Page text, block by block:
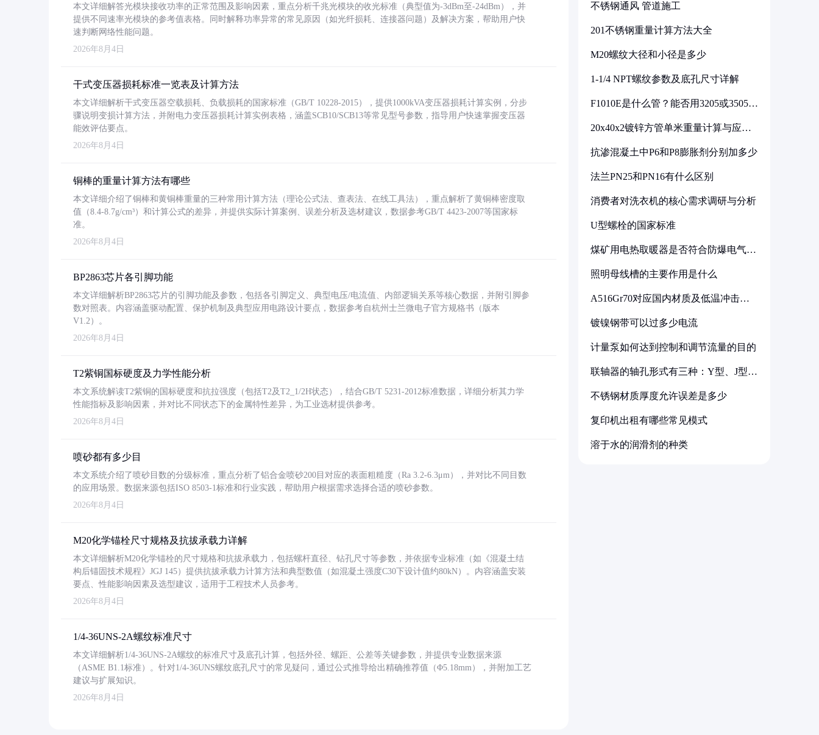
本文详细解答光模块接收功率的正常范围及影响因素，重点分析千兆光模块的收光标准（典型值为-3dBm至-24dBm），并
提供不同速率光模块的参考值表格。同时解释功率异常的常见原因（如光纤损耗、连接器问题）及解决方案，帮助用户快
速判断网络性能问题。
2026年8月4日
干式变压器损耗标准一览表及计算方法
本文详细解析干式变压器空载损耗、负载损耗的国家标准（GB/T 10228-2015），提供1000kVA变压器损耗计算实例，分步
骤说明变损计算方法，并附电力变压器损耗计算实例表格，涵盖SCB10/SCB13等常见型号参数，指导用户快速掌握变压器
能效评估要点。
2026年8月4日
铜棒的重量计算方法有哪些
本文详细介绍了铜棒和黄铜棒重量的三种常用计算方法（理论公式法、查表法、在线工具法），重点解析了黄铜棒密度取
值（8.4-8.7g/cm³）和计算公式的差异，并提供实际计算案例、误差分析及选材建议，数据参考GB/T 4423-2007等国家标
准。
2026年8月4日
BP2863芯片各引脚功能
本文详细解析BP2863芯片的引脚功能及参数，包括各引脚定义、典型电压/电流值、内部逻辑关系等核心数据，并附引脚参
数对照表。内容涵盖驱动配置、保护机制及典型应用电路设计要点，数据参考自杭州士兰微电子官方规格书（版本
V1.2）。
2026年8月4日
T2紫铜国标硬度及力学性能分析
本文系统解读T2紫铜的国标硬度和抗拉强度（包括T2及T2_1/2H状态），结合GB/T 5231-2012标准数据，详细分析其力学
性能指标及影响因素，并对比不同状态下的金属特性差异，为工业选材提供参考。
2026年8月4日
喷砂都有多少目
本文系统介绍了喷砂目数的分级标准，重点分析了铝合金喷砂200目对应的表面粗糙度（Ra 3.2-6.3μm），并对比不同目数
的应用场景。数据来源包括ISO 8503-1标准和行业实践，帮助用户根据需求选择合适的喷砂参数。
2026年8月4日
M20化学锚栓尺寸规格及抗拔承载力详解
本文详细解析M20化学锚栓的尺寸规格和抗拔承载力，包括螺杆直径、钻孔尺寸等参数，并依据专业标准（如《混凝土结
构后锚固技术规程》JGJ 145）提供抗拔承载力计算方法和典型数值（如混凝土强度C30下设计值约80kN）。内容涵盖安装
要点、性能影响因素及选型建议，适用于工程技术人员参考。
2026年8月4日
1/4-36UNS-2A螺纹标准尺寸
本文详细解析1/4-36UNS-2A螺纹的标准尺寸及底孔计算，包括外径、螺距、公差等关键参数，并提供专业数据来源
（ASME B1.1标准）。针对1/4-36UNS螺纹底孔尺寸的常见疑问，通过公式推导给出精确推荐值（Φ5.18mm），并附加工艺
建议与扩展知识。
2026年8月4日
不锈钢通风 管道施工
201不锈钢重量计算方法大全
M20螺纹大径和小径是多少
1-1/4 NPT螺纹参数及底孔尺寸详解
F1010E是什么管？能否用3205或3505代
20x40x2镀锌方管单米重量计算与应用
抗渗混凝土中P6和P8膨胀剂分别加多少
法兰PN25和PN16有什么区别
消费者对洗衣机的核心需求调研与分析
U型螺栓的国家标准
煤矿用电热取暖器是否符合防爆电气设
照明母线槽的主要作用是什么
A516Gr70对应国内材质及低温冲击要
镀镍钢带可以过多少电流
计量泵如何达到控制和调节流量的目的
联轴器的轴孔形式有三种：Y型、J型、
不锈钢材质厚度允许误差是多少
复印机出租有哪些常见模式
溶于水的润滑剂的种类